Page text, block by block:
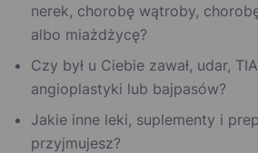
nerek, chorobę wątroby,
albo miażdżycę?
Czy był u Ciebie zawał, udar,
angioplastyki lub bajpasów?
Jakie inne leki, suplementy i
przyjmujesz?